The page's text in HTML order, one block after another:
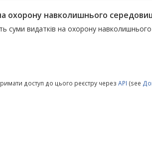
охорону навколишнього
суми видатків на охорону
доступ до цього реєстру через API (see